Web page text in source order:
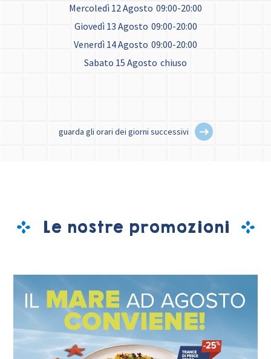
Mercoledì 12 Agosto 09:00-20:00
Giovedì 13 Agosto 09:00-20:00
Venerdì 14 Agosto 09:00-20:00
Sabato 15 Agosto chiuso
guarda gli orari dei giorni successivi
Le nostre promozioni